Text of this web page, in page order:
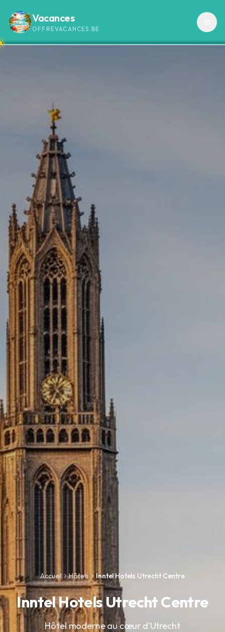
Vacances
OFFREVACANCES.BE
Accueil Hôtels Inntel Hotels Utrecht Centre
Inntel Hotels Utrecht Centre
Hôtel moderne au cœur d'Utrecht